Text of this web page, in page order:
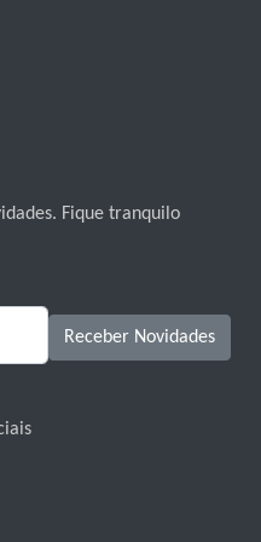
Fique tranquilo
Receber Novidades